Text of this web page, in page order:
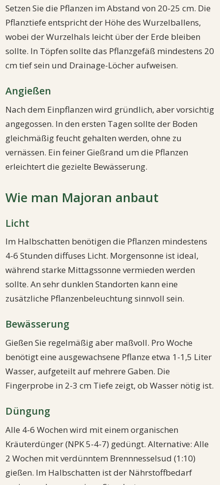
Setzen Sie die Pflanzen im Abstand von 20-25 cm. Die
Pflanztiefe entspricht der Höhe des Wurzelballens,
wobei der Wurzelhals leicht über der Erde bleiben
sollte. In Töpfen sollte das Pflanzgefäß mindestens 20
cm tief sein und Drainage-Löcher aufweisen.
Angießen
Nach dem Einpflanzen wird gründlich, aber vorsichtig
angegossen. In den ersten Tagen sollte der Boden
gleichmäßig feucht gehalten werden, ohne zu
vernässen. Ein feiner Gießrand um die Pflanzen
erleichtert die gezielte Bewässerung.
Wie man Majoran anbaut
Licht
Im Halbschatten benötigen die Pflanzen mindestens
4-6 Stunden diffuses Licht. Morgensonne ist ideal,
während starke Mittagssonne vermieden werden
sollte. An sehr dunklen Standorten kann eine
zusätzliche Pflanzenbeleuchtung sinnvoll sein.
Bewässerung
Gießen Sie regelmäßig aber maßvoll. Pro Woche
benötigt eine ausgewachsene Pflanze etwa 1-1,5 Liter
Wasser, aufgeteilt auf mehrere Gaben. Die
Fingerprobe in 2-3 cm Tiefe zeigt, ob Wasser nötig ist.
Düngung
Alle 4-6 Wochen wird mit einem organischen
Kräuterdünger (NPK 5-4-7) gedüngt. Alternative: Alle
2 Wochen mit verdünntem Brennnesselsud (1:10)
gießen. Im Halbschatten ist der Nährstoffbedarf